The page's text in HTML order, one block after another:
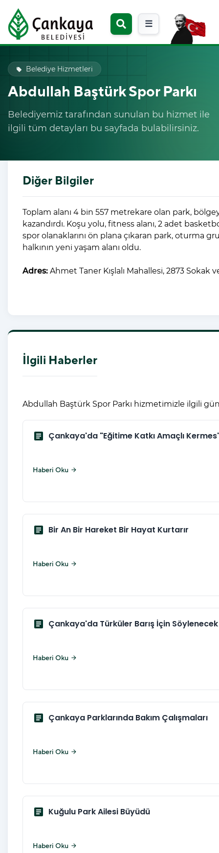
☰
local_offer Belediye Hizmetleri
Abdullah Baştürk Spor Parkı
Belediyemiz tarafından sunulan bu hizmet ile
ilgili tüm detayları bu sayfada bulabilirsiniz.
Diğer Bilgiler
Toplam alanı 4 bin 557 metrekare olan park,
kazandırdı. Koşu yolu, fitness alanı, 2 adet
spor olanaklarını ön plana çıkaran park, oturma
halkının yeni yaşam alanı oldu.
Adres: Ahmet Taner Kışlalı Mahallesi, 2873 Sokak
İlgili Haberler
Abdullah Baştürk Spor Parkı hizmetimizle ilgili
article Çankaya'da "Eğitime Katkı Amaçlı
Haberi Oku arrow_forward
article Bir An Bir Hareket Bir Hayat Kurtarır
Haberi Oku arrow_forward
article Çankaya'da Türküler Barış İçin Söylenecek
Haberi Oku arrow_forward
article Çankaya Parklarında Bakım Çalışmaları
Haberi Oku arrow_forward
article Kuğulu Park Ailesi Büyüdü
Haberi Oku arrow_forward